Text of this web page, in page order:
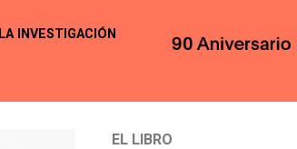
LA INVESTIGACIÓN
EL LIBRO